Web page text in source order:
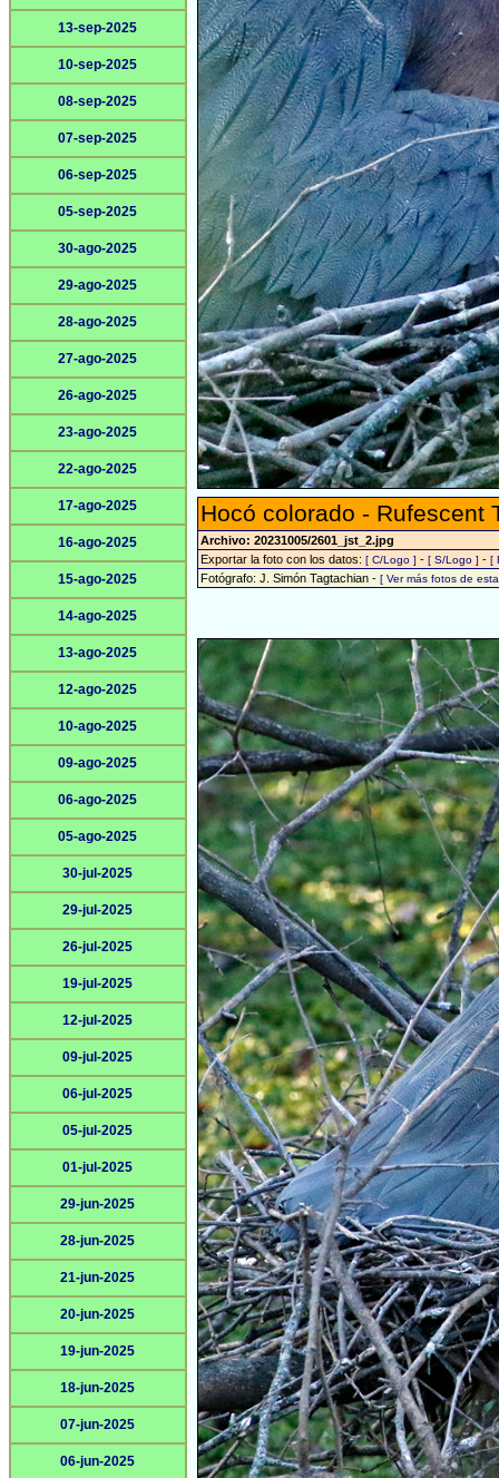
13-sep-2025
10-sep-2025
08-sep-2025
07-sep-2025
06-sep-2025
05-sep-2025
30-ago-2025
29-ago-2025
28-ago-2025
27-ago-2025
26-ago-2025
23-ago-2025
22-ago-2025
17-ago-2025
16-ago-2025
15-ago-2025
14-ago-2025
13-ago-2025
12-ago-2025
10-ago-2025
09-ago-2025
06-ago-2025
05-ago-2025
30-jul-2025
29-jul-2025
26-jul-2025
19-jul-2025
12-jul-2025
09-jul-2025
06-jul-2025
05-jul-2025
01-jul-2025
29-jun-2025
28-jun-2025
21-jun-2025
20-jun-2025
19-jun-2025
18-jun-2025
07-jun-2025
06-jun-2025
Hocó colorado - Rufescent
Archivo: 20231005/2601_jst_2.jpg
Exportar la foto con los datos: [ C/Logo ] - [ S/Logo ] - [
Fotógrafo: J. Simón Tagtachian - [ Ver más fotos de